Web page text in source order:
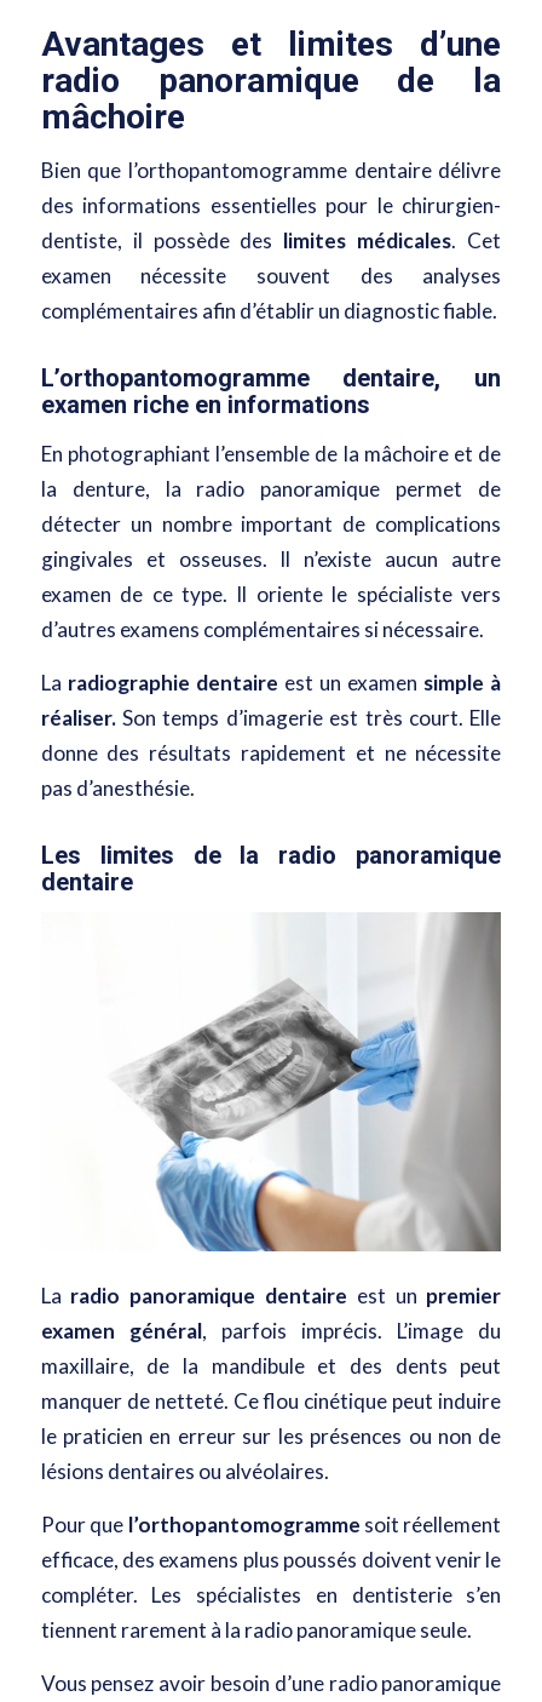
Avantages et limites d’une
radio panoramique de la
mâchoire
Bien que l’orthopantomogramme dentaire délivre
des informations essentielles pour le chirurgien-
dentiste, il possède des limites médicales. Cet
examen nécessite souvent des analyses
complémentaires afin d’établir un diagnostic fiable.
L’orthopantomogramme dentaire, un
examen riche en informations
En photographiant l’ensemble de la mâchoire et de
la denture, la radio panoramique permet de
détecter un nombre important de complications
gingivales et osseuses. Il n’existe aucun autre
examen de ce type. Il oriente le spécialiste vers
d’autres examens complémentaires si nécessaire.
La radiographie dentaire est un examen simple à
réaliser. Son temps d’imagerie est très court. Elle
donne des résultats rapidement et ne nécessite
pas d’anesthésie.
Les limites de la radio panoramique
dentaire
La radio panoramique dentaire est un premier
examen général, parfois imprécis. L’image du
maxillaire, de la mandibule et des dents peut
manquer de netteté. Ce flou cinétique peut induire
le praticien en erreur sur les présences ou non de
lésions dentaires ou alvéolaires.
Pour que l’orthopantomogramme soit réellement
efficace, des examens plus poussés doivent venir le
compléter. Les spécialistes en dentisterie s’en
tiennent rarement à la radio panoramique seule.
Vous pensez avoir besoin d’une radio panoramique